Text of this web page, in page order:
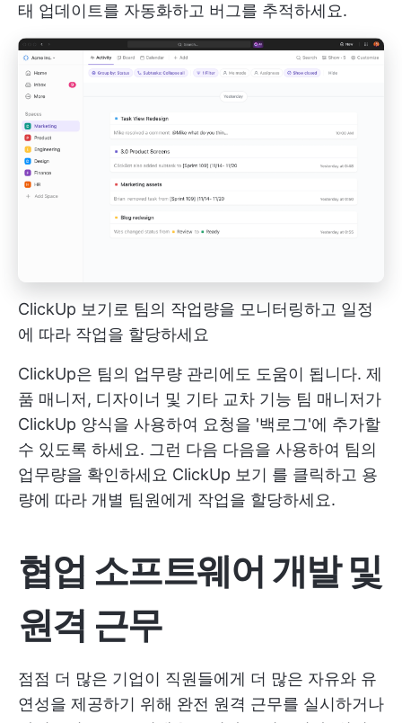
태 업데이트를 자동화하고 버그를 추적하세요.
ClickUp 보기로 팀의 작업량을 모니터링하고 일정
에 따라 작업을 할당하세요
ClickUp은 팀의 업무량 관리에도 도움이 됩니다. 제
품 매니저, 디자이너 및 기타 교차 기능 팀 매니저가
ClickUp 양식을 사용하여 요청을 '백로그'에 추가할
수 있도록 하세요. 그런 다음 다음을 사용하여 팀의
업무량을 확인하세요 ClickUp 보기 를 클릭하고 용
량에 따라 개별 팀원에게 작업을 할당하세요.
협업 소프트웨어 개발 및
원격 근무
점점 더 많은 기업이 직원들에게 더 많은 자유와 유
연성을 제공하기 위해 완전 원격 근무를 실시하거나